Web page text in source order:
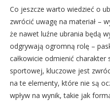
Co jeszcze warto wiedzieć o
zwrócić uwagę na materiał –
że nawet luźne ubrania będą
odgrywają ogromną rolę –
całkowicie odmienić charakter
sportowej, kluczowe jest
na te elementy, które nie są
wpływ na wynik, takie jak